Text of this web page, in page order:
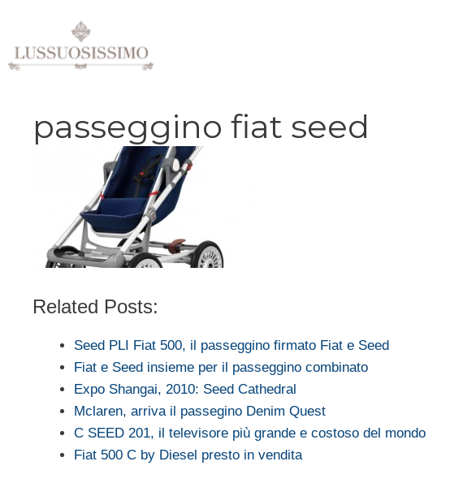
contenuto
passeggino fiat seed
Related Posts:
Seed PLI Fiat 500, il passeggino firmato Fiat e Seed
Fiat e Seed insieme per il passeggino combinato
Expo Shangai, 2010: Seed Cathedral
Mclaren, arriva il passegino Denim Quest
C SEED 201, il televisore più grande e costoso del mondo
Fiat 500 C by Diesel presto in vendita